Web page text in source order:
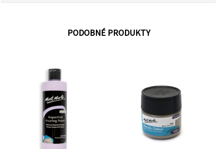
PODOBNÉ PRODUKTY